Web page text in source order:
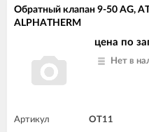
Обратный клапан 9-50 AG,
ALPHATHERM
цена по
Нет в
Артикул OT11